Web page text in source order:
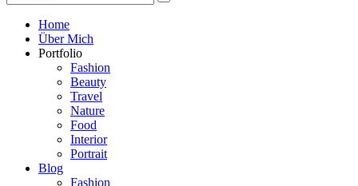
Home
Über Mich
Portfolio
Fashion
Beauty
Travel
Nature
Food
Interior
Portrait
Blog
Fashion